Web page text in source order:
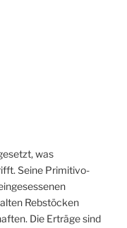
was
Seine Primitivo-
Rebstöcken
Die Erträge sind